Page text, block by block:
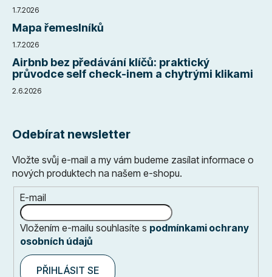
1.7.2026
Mapa řemeslníků
1.7.2026
Airbnb bez předávání klíčů: praktický
průvodce self check-inem a chytrými klikami
2.6.2026
Odebírat newsletter
Vložte svůj e-mail a my vám budeme zasílat informace o
nových produktech na našem e-shopu.
E-mail
Vložením e-mailu souhlasíte s podmínkami ochrany
osobních údajů
PŘIHLÁSIT SE